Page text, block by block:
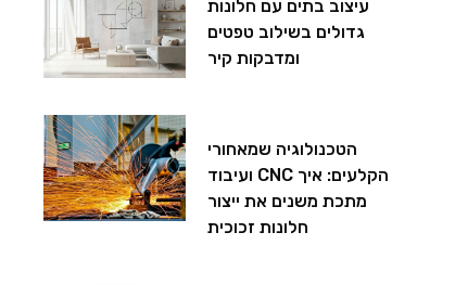
עיצוב בתים עם חלונות
גדולים בשילוב טפטים
ומדבקות קיר
הטכנולוגיה שמאחורי
הקלעים: איך CNC ועיבוד
מתכת משנים את ייצור
חלונות זכוכית